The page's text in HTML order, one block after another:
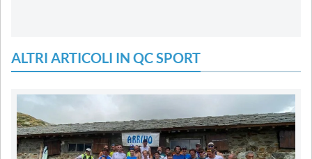
ALTRI ARTICOLI IN QC SPORT